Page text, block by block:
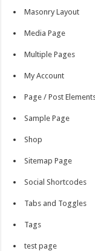
Masonry Layout
Media Page
Multiple Pages
My Account
Page / Post
Sample Page
Shop
Sitemap Page
Social Shortcodes
Tabs and Toggles
Tags
test page